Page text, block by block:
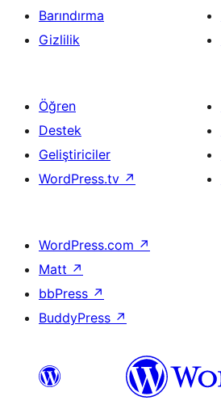
Barındırma
Gizlilik
Öğren
Destek
Geliştiriciler
WordPress.tv ↗
WordPress.com ↗
Matt ↗
bbPress ↗
BuddyPress ↗